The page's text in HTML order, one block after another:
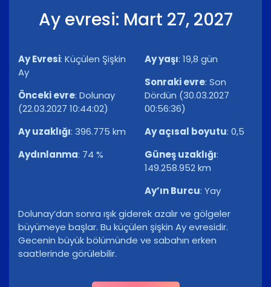
Ay evresi: Mart 27, 2027
Ay Evresi: Küçülen Şişkin
Ay
Önceki evre: Dolunay
(22.03.2027 10:44:02)
Ay uzaklığı: 396.775 km
Aydınlanma: 74 %
Ay yaşı: 19,8 gün
Sonraki evre: Son
Dördün (30.03.2027
00:56:36)
Ay açısal boyutu: 0,5
Güneş uzaklığı:
149.258.952 km
Ay’ın Burcu: Yay
Dolunay’dan sonra ışık giderek azalır ve gölgeler
büyümeye başlar. Bu küçülen şişkin Ay evresidir.
Gecenin büyük bölümünde ve sabahın erken
saatlerinde görülebilir.